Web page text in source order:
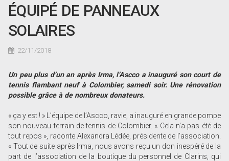
ÉQUIPÉ DE PANNEAUX
SOLAIRES
22/11/2018
Un peu plus d’un an après Irma, l’Ascco a inauguré son court de
tennis flambant neuf à Colombier, samedi soir. Une rénovation
possible grâce à de nombreux donateurs.
« ça y est ! » L’équipe de l’Ascco, ravie, a inauguré en grande pompe
son nouveau terrain de tennis de Colombier. « Cela n’a pas été de
tout repos », raconte Alexandra Lédée, présidente de l’association.
« Tout de suite après Irma, nous avons reçu un don inespéré de la
part de l’association de la boutique du personnel de Clarins, qui